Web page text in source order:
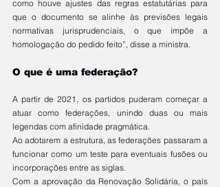
como houve ajustes das regras estatutárias para
que o documento se alinhe às previsões legais
normativas jurisprudenciais, o que impõe a
homologação do pedido feito”, disse a ministra.
O que é uma federação?
A partir de 2021, os partidos puderam começar a
atuar como federações, unindo duas ou mais
legendas com afinidade pragmática.
Ao adotarem a estrutura, as federações passaram a
funcionar como um teste para eventuais fusões ou
incorporações entre as siglas.
Com a aprovação da Renovação Solidária, o país